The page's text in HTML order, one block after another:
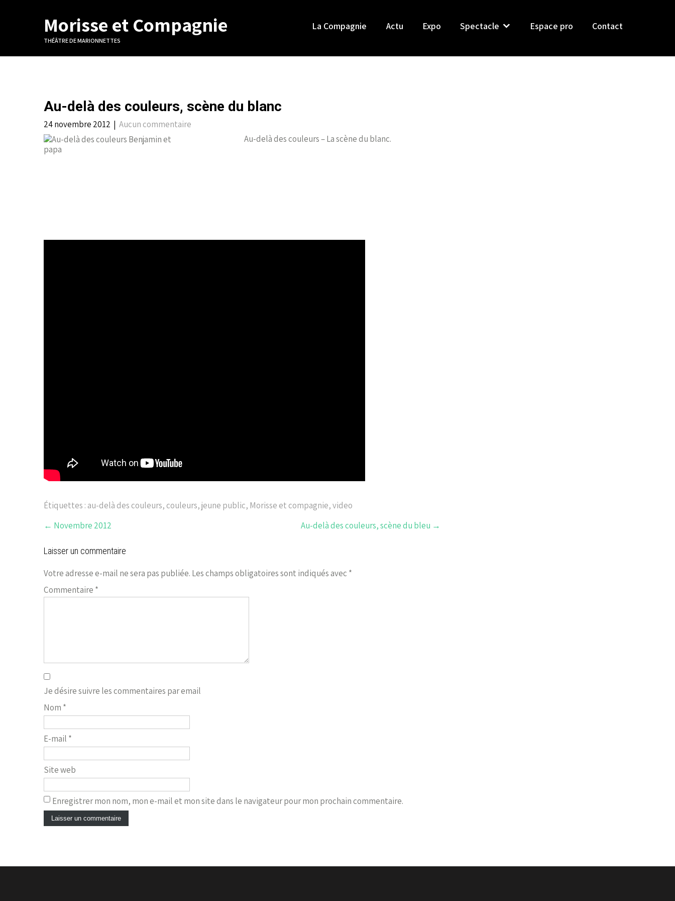
Morisse et Compagnie
THÉÂTRE DE MARIONNETTES
La Compagnie Actu Expo Spectacle Espace pro Contact
Au-delà des couleurs, scène du blanc
24 novembre 2012 | Aucun commentaire
Au-delà des couleurs – La scène du blanc.
Étiquettes : au-delà des couleurs, couleurs,jeune public, Morisse et compagnie,video
← Novembre 2012 Au-delà des couleurs, scène du bleu →
Laisser un commentaire
Votre adresse e-mail ne sera pas publiée. Les champs obligatoires sont indiqués avec *
Commentaire *
Je désire suivre les commentaires par email
Nom *
E-mail *
Site web
Enregistrer mon nom, mon e-mail et mon site dans le navigateur pour mon prochain commentaire.